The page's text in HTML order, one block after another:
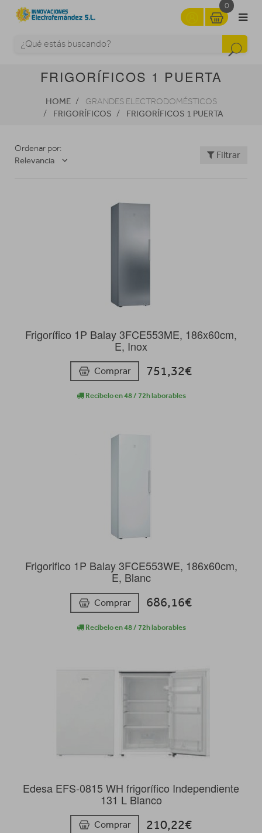
0
FRIGORÍFICOS 1 PUERTA
HOME GRANDES ELECTRODOMÉSTICOS
FRIGORÍFICOS FRIGORÍFICOS 1 PUERTA
Ordenar por:
Relevancia
Filtrar
Frigorífico 1P Balay 3FCE553ME, 186x60cm,
E, Inox
Comprar 751,32€
Recíbelo en 48 / 72h laborables
Frigorifico 1P Balay 3FCE553WE, 186x60cm,
E, Blanc
Comprar 686,16€
Recíbelo en 48 / 72h laborables
Edesa EFS-0815 WH frigorífico Independiente
131 L Blanco
Comprar 210,22€